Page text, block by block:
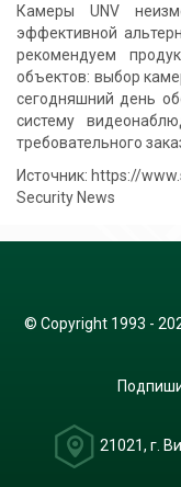
Камеры UNV
эффективной
рекомендуем
объектов: выбор
сегодняшний день
систему
требовательного
Источник: https://
Security News
© Copyright 1993 -
21021, г.